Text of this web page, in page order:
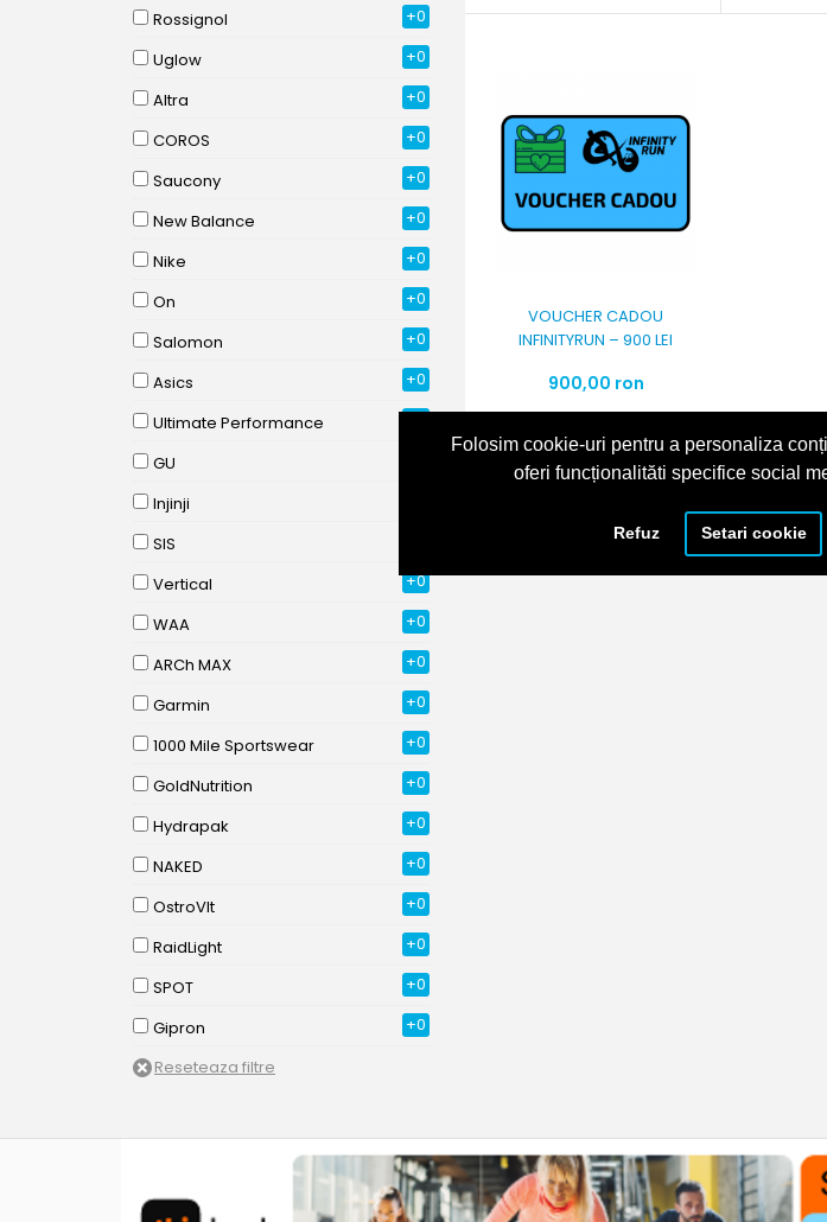
Folosim cookie-uri pentru a personaliza
oferi funcționalităti specifice social
Refuz Setari cookie
Rossignol
+0
Uglow
+0
Altra
+0
COROS
+0
Saucony
+0
New Balance
+0
Nike
+0
On
+0
Salomon
+0
Asics
+0
Ultimate Performance
+0
GU
Injinji
SIS
Vertical
+0
WAA
+0
ARCh MAX
+0
Garmin
+0
1000 Mile Sportswear
+0
GoldNutrition
+0
Hydrapak
+0
NAKED
+0
OstroVIt
+0
RaidLight
+0
SPOT
+0
Gipron
+0
VOUCHER CADOU
INFINITYRUN – 900 LEI
900,00 ron